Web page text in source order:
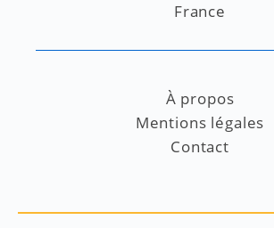
France
À propos
Mentions légales
Contact